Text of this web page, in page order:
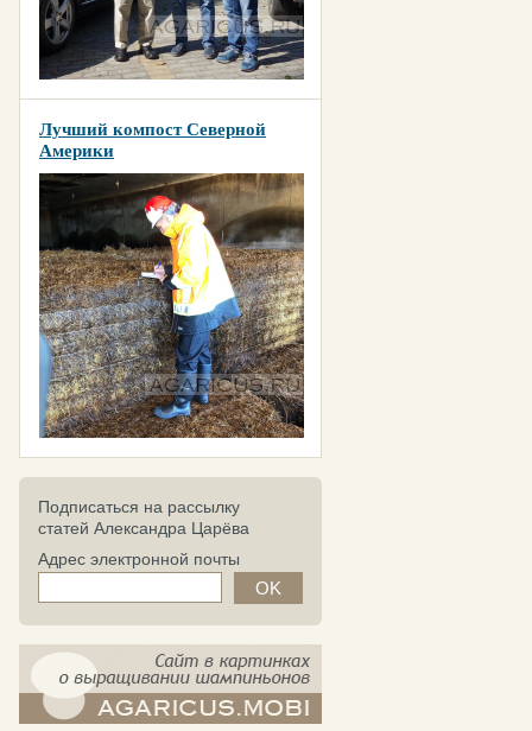
Лучший компост Северной
Америки
Подписаться на рассылку
статей Александра Царёва
Адрес электронной почты